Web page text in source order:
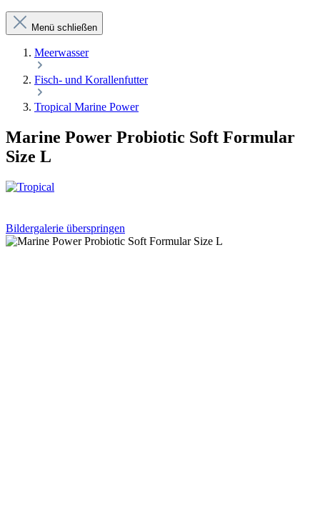
Menü schließen
Meerwasser
Fisch- und Korallenfutter
Tropical Marine Power
Marine Power Probiotic Soft Formular
Size L
Bildergalerie überspringen